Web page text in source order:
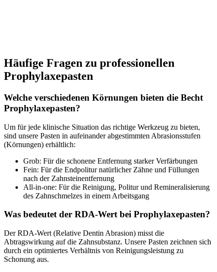
Häufige Fragen zu professionellen
Prophylaxepasten
Welche verschiedenen Körnungen bieten die Becht
Prophylaxepasten?
Um für jede klinische Situation das richtige Werkzeug zu bieten,
sind unsere Pasten in aufeinander abgestimmten Abrasionsstufen
(Körnungen) erhältlich:
Grob: Für die schonene Entfernung starker Verfärbungen
Fein: Für die Endpolitur natürlicher Zähne und Füllungen
nach der Zahnsteinentfernung
All-in-one: Für die Reinigung, Politur und Remineralisierung
des Zahnschmelzes in einem Arbeitsgang
Was bedeutet der RDA-Wert bei Prophylaxepasten?
Der RDA-Wert (Relative Dentin Abrasion) misst die
Abtragswirkung auf die Zahnsubstanz. Unsere Pasten zeichnen sich
durch ein optimiertes Verhältnis von Reinigungsleistung zu
Schonung aus.